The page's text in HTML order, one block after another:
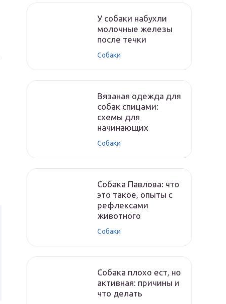
У собаки набухли
молочные железы
после течки
Собаки
Вязаная одежда для
собак спицами:
схемы для
начинающих
Собаки
Собака Павлова: что
это такое, опыты с
рефлексами
животного
Собаки
Собака плохо ест, но
активная: причины и
что делать